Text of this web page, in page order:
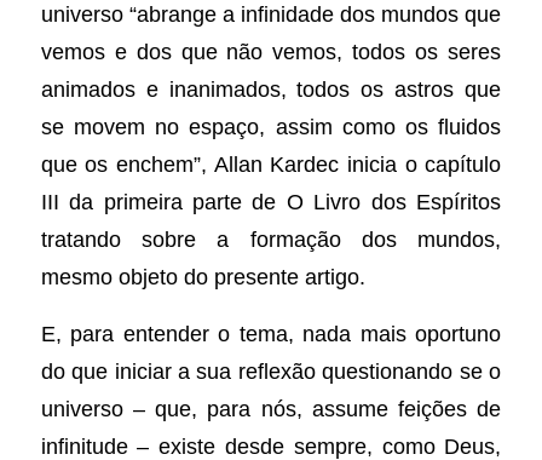
universo “abrange a infinidade dos mundos que
vemos e dos que não vemos, todos os seres
animados e inanimados, todos os astros que
se movem no espaço, assim como os fluidos
que os enchem”, Allan Kardec inicia o capítulo
III da primeira parte de O Livro dos Espíritos
tratando sobre a formação dos mundos,
mesmo objeto do presente artigo.
E, para entender o tema, nada mais oportuno
do que iniciar a sua reflexão questionando se o
universo – que, para nós, assume feições de
infinitude – existe desde sempre, como Deus,